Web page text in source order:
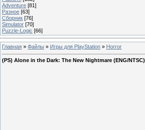
Adventure [81]
Разное [63]
Сборник [76]
Simulator [70]
Puzzle-Logic [66]
Главная » Файлы » Игры для PlayStation » Horror
(PS) Alone in the Dark: The New Nightmare (ENG/NTSC)